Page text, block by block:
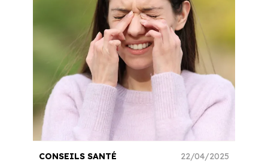
CONSEILS SANTÉ 22/04/2025